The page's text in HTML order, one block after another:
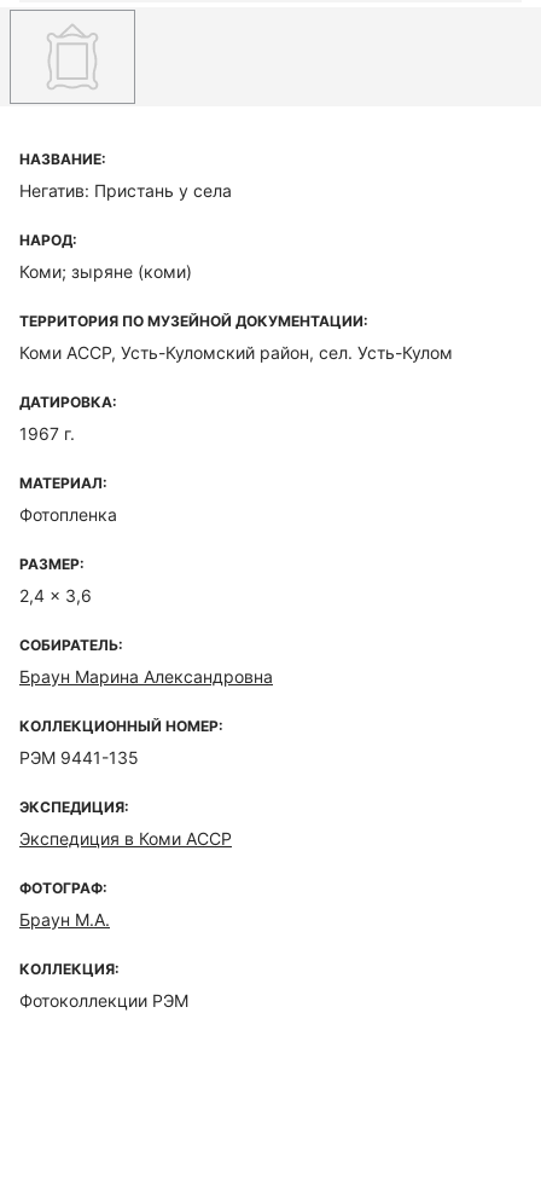
НАЗВАНИЕ:
Негатив: Пристань у села
НАРОД:
Коми; зыряне (коми)
ТЕРРИТОРИЯ ПО МУЗЕЙНОЙ ДОКУМЕНТАЦИИ:
Коми ACCP, Усть-Куломский район, сел. Усть-Кулом
ДАТИРОВКА:
1967 г.
МАТЕРИАЛ:
Фотопленка
РАЗМЕР:
2,4 x 3,6
СОБИРАТЕЛЬ:
Браун Марина Александровна
КОЛЛЕКЦИОННЫЙ НОМЕР:
РЭМ 9441-135
ЭКСПЕДИЦИЯ:
Экспедиция в Коми АССР
ФОТОГРАФ:
Браун М.А.
КОЛЛЕКЦИЯ:
Фотоколлекции РЭМ